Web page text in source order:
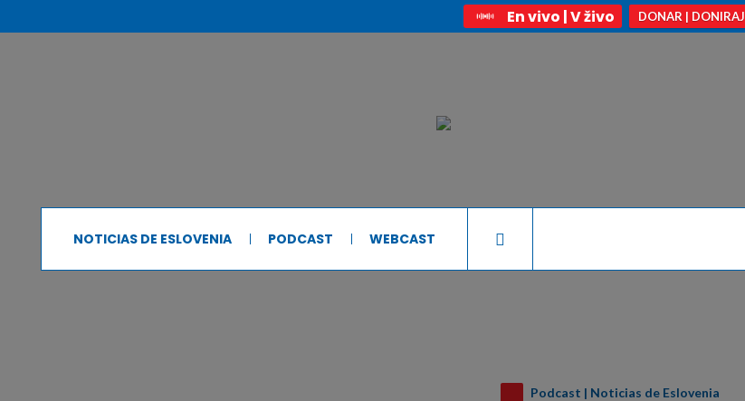
En vivo | V živo DONAR | DONIRAJ
NOTICIAS DE ESLOVENIA PODCAST WEBCAST
Podcast | Noticias de Eslovenia